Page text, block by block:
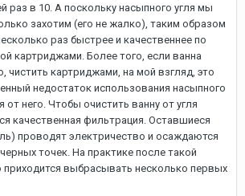
раз в 10. А поскольку насыпного угля мы
захотим (его не жалко), таким образом
раз быстрее и качественнее по
картриджами. Более того, если ванна
чистить картриджами, на мой взгляд, это
недостаток использования насыпного
от него. Чтобы очистить ванну от угля
качественная фильтрация. Оставшиеся
проводят электричество и осаждаются
точек. На практике после такой
приходится выбрасывать несколько первых